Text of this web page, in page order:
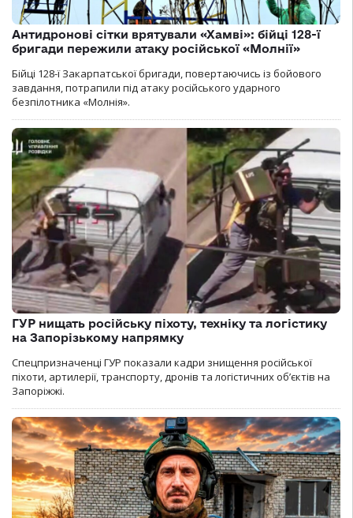
Антидронові сітки врятували «Хамві»: бійці 128-ї
бригади пережили атаку російської «Молнії»
Бійці 128-ї Закарпатської бригади, повертаючись із бойового
завдання, потрапили під атаку російського ударного
безпілотника «Молнія».
ГУР нищать російську піхоту, техніку та логістику
на Запорізькому напрямку
Спецпризначенці ГУР показали кадри знищення російської
піхоти, артилерії, транспорту, дронів та логістичних об’єктів на
Запоріжжі.